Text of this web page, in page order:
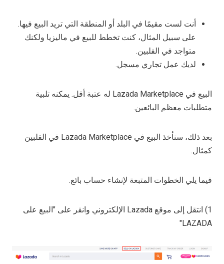
أنت لست مقيمًا في البلد أو المنطقة التي تريد البيع فيها.
على سبيل المثال، كنت تخطط للبيع في ماليزيا ولكنك
متواجد في الفلبين.
لديك عمل تجاري مسجل.
البيع في Lazada Marketplace له عتبة أقل. يمكنه تلبية
متطلبات معظم البائعين.
بعد ذلك، سنأخذ البيع في Lazada Marketplace في الفلبين
كمثال.
فيما يلي الخطوات المتبعة لإنشاء حساب بائع.
1) انتقل إلى موقع Lazada الإلكتروني وانقر على "البيع على
LAZADA"